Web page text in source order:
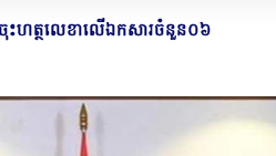
ះហត្ថលេខា​លើ​ឯកសារ​ចំនួន​០៦